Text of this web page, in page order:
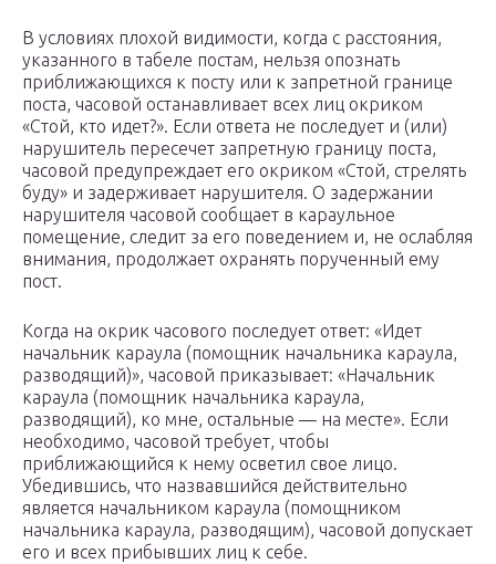
В условиях плохой видимости, когда с расстояния,
указанного в табеле постам, нельзя опознать
приближающихся к посту или к запретной границе
поста, часовой останавливает всех лиц окриком
«Стой, кто идет?». Если ответа не последует и (или)
нарушитель пересечет запретную границу поста,
часовой предупреждает его окриком «Стой, стрелять
буду» и задерживает нарушителя. О задержании
нарушителя часовой сообщает в караульное
помещение, следит за его поведением и, не ослабляя
внимания, продолжает охранять порученный ему
пост.
Когда на окрик часового последует ответ: «Идет
начальник караула (помощник начальника караула,
разводящий)», часовой приказывает: «Начальник
караула (помощник начальника караула,
разводящий), ко мне, остальные — на месте». Если
необходимо, часовой требует, чтобы
приближающийся к нему осветил свое лицо.
Убедившись, что назвавшийся действительно
является начальником караула (помощником
начальника караула, разводящим), часовой допускает
его и всех прибывших лиц к себе.